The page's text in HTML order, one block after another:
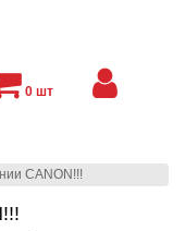
CANON!!!
0 шт